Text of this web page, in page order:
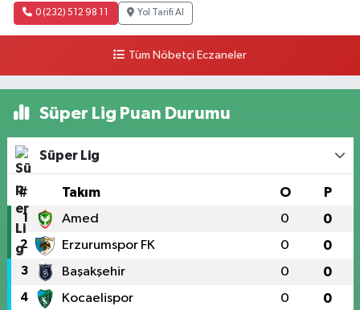
0 (232) 512 98 11 Yol Tarifi Al
Tüm Nöbetçi Eczaneler
Süper Lig Puan Durumu
Süper Lig
# Takım O P
1 Amed 0 0
2 Erzurumspor FK 0 0
3 Başakşehir 0 0
4 Kocaelispor 0 0